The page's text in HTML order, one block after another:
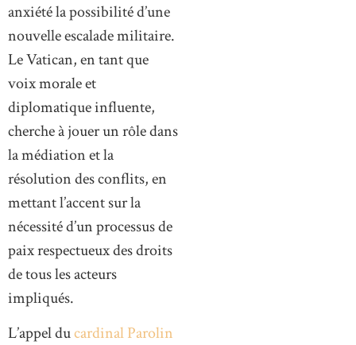
anxiété la possibilité d’une
nouvelle escalade militaire.
Le Vatican, en tant que
voix morale et
diplomatique influente,
cherche à jouer un rôle dans
la médiation et la
résolution des conflits, en
mettant l’accent sur la
nécessité d’un processus de
paix respectueux des droits
de tous les acteurs
impliqués.
L’appel ducardinal Parolin